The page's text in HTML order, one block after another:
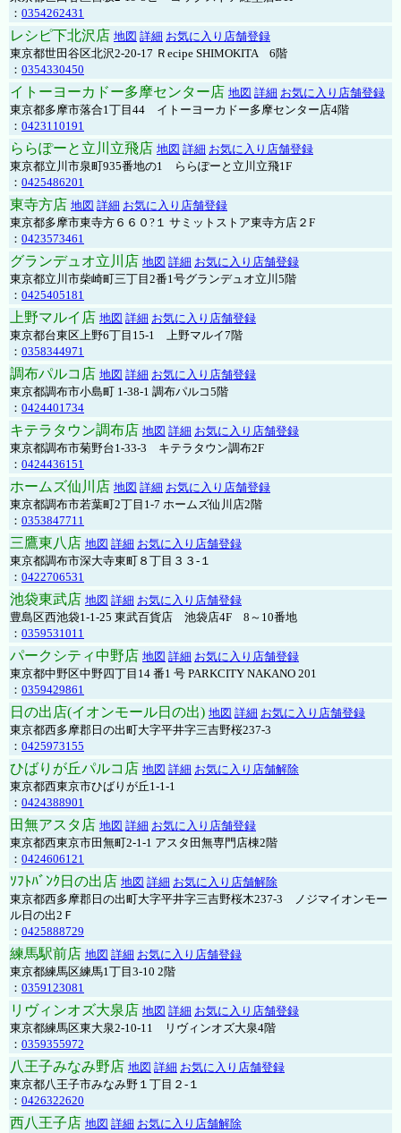
： 0354262431
レシピ下北沢店 地図 詳細 お気に入り店舗登録
東京都世田谷区北沢2-20-17 Ｒecipe SHIMOKITA 6階
： 0354330450
イトーヨーカドー多摩センター店 地図 詳細 お気に入り店舗登録
東京都多摩市落合1丁目44 イトーヨーカドー多摩センター店4階
： 0423110191
ららぽーと立川立飛店 地図 詳細 お気に入り店舗登録
東京都立川市泉町935番地の1 ららぽーと立川立飛1F
： 0425486201
東寺方店 地図 詳細 お気に入り店舗登録
東京都多摩市東寺方６６０?１ サミットストア東寺方店２F
： 0423573461
グランデュオ立川店 地図 詳細 お気に入り店舗登録
東京都立川市柴崎町三丁目2番1号グランデュオ立川5階
： 0425405181
上野マルイ店 地図 詳細 お気に入り店舗登録
東京都台東区上野6丁目15-1 上野マルイ7階
： 0358344971
調布パルコ店 地図 詳細 お気に入り店舗登録
東京都調布市小島町 1-38-1 調布パルコ5階
： 0424401734
キテラタウン調布店 地図 詳細 お気に入り店舗登録
東京都調布市菊野台1-33-3 キテラタウン調布2F
： 0424436151
ホームズ仙川店 地図 詳細 お気に入り店舗登録
東京都調布市若葉町2丁目1-7 ホームズ仙川店2階
： 0353847711
三鷹東八店 地図 詳細 お気に入り店舗登録
東京都調布市深大寺東町８丁目３３-１
： 0422706531
池袋東武店 地図 詳細 お気に入り店舗登録
豊島区西池袋1-1-25 東武百貨店 池袋店4F 8～10番地
： 0359531011
パークシティ中野店 地図 詳細 お気に入り店舗登録
東京都中野区中野四丁目14 番1 号 PARKCITY NAKANO 201
： 0359429861
日の出店(イオンモール日の出) 地図 詳細 お気に入り店舗登録
東京都西多摩郡日の出町大字平井字三吉野桜237-3
： 0425973155
ひばりが丘パルコ店 地図 詳細 お気に入り店舗解除
東京都西東京市ひばりが丘1-1-1
： 0424388901
田無アスタ店 地図 詳細 お気に入り店舗登録
東京都西東京市田無町2-1-1 アスタ田無専門店棟2階
： 0424606121
ｿﾌﾄﾊﾞﾝｸ日の出店 地図 詳細 お気に入り店舗解除
東京都西多摩郡日の出町大字平井字三吉野桜木237-3 ノジマイオンモー
ル日の出2Ｆ
： 0425888729
練馬駅前店 地図 詳細 お気に入り店舗登録
東京都練馬区練馬1丁目3-10 2階
： 0359123081
リヴィンオズ大泉店 地図 詳細 お気に入り店舗登録
東京都練馬区東大泉2-10-11 リヴィンオズ大泉4階
： 0359355972
八王子みなみ野店 地図 詳細 お気に入り店舗登録
東京都八王子市みなみ野１丁目２-１
： 0426322620
西八王子店 地図 詳細 お気に入り店舗解除